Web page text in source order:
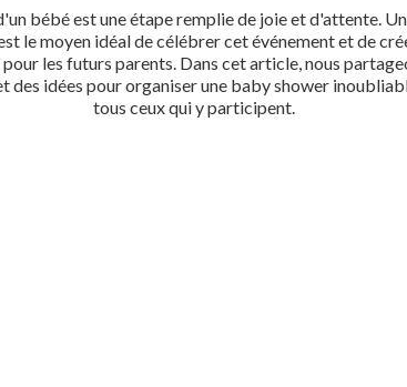
bébé est une étape remplie de joie et d'attente.
le moyen idéal de célébrer cet événement et de
les futurs parents. Dans cet article, nous
des idées pour organiser une baby shower
tous ceux qui y participent.